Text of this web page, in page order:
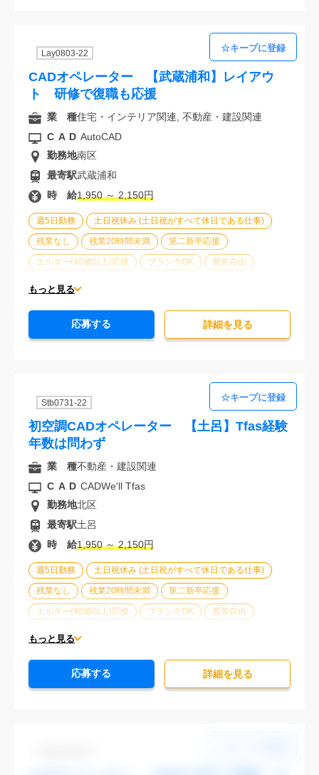
Lay0803-22
CADオペレーター 【武蔵浦和】レイアウ
ト 研修で復職も応援
週5日勤務 土日祝休み (土日祝がすべて休日である仕事)
残業なし 残業20時間未満 第二新卒応援
エルダー(40歳以上)応援 ブランクOK 服装自由
車通勤可能
もっと見る
業 種住宅・インテリア関連, 不動産・建設関連
CAD AutoCAD
勤務地南区
最寄駅武蔵浦和
時 給1,950 ～ 2,150円
応募する 詳細を⾒る
Stb0731-22
初空調CADオペレーター 【土呂】Tfas経験
年数は問わず
週5日勤務 土日祝休み (土日祝がすべて休日である仕事)
残業なし 残業20時間未満 第二新卒応援
エルダー(40歳以上)応援 ブランクOK 服装自由
車通勤可能
もっと見る
業 種不動産・建設関連
CAD CADWe'll Tfas
勤務地北区
最寄駅土呂
時 給1,950 ～ 2,150円
応募する 詳細を⾒る